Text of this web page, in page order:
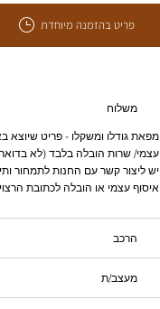
פריט בהזמנה מיוחדת
משלוח
מפאת גודלו ומשקלו - פריט שיוצא
עצמי/ שרות הובלה בלבד (לא
יש ליצור קשר עם החנות לתמחור
איסוף עצמי או הובלה לכתובת
הרכב
מעצב/ת